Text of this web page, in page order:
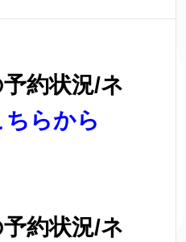
約状況/ネ
ちらから
約状況/ネ